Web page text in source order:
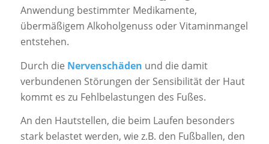
Anwendung bestimmter Medikamente,
übermäßigem Alkoholgenuss oder Vitaminmangel
entstehen.
Durch die Nervenschäden und die damit
verbundenen Störungen der Sensibilität der Haut
kommt es zu Fehlbelastungen des Fußes.
An den Hautstellen, die beim Laufen besonders
stark belastet werden, wie z.B. den Fußballen, den